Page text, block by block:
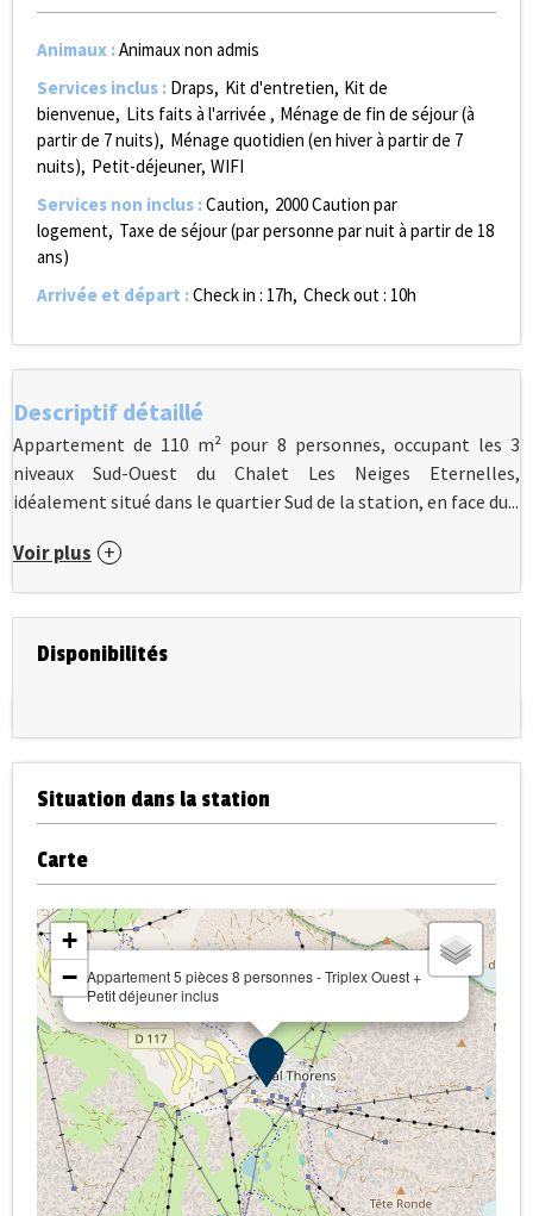
Animaux :Animaux non admis
Services inclus : Draps Kit d'entretien Kit de
bienvenue Lits faits à l'arrivée
Ménage de fin de séjour (à
partir de 7 nuits) Ménage quotidien (en hiver à partir de 7
nuits) Petit-déjeuner WIFI
Services non inclus :Caution 2000Caution par
logement Taxe de séjour (par personne par nuit à partir de 18
ans)
Arrivée et départ :Check in : 17h Check out : 10h
Descriptif détaillé
Appartement de 110 m² pour 8 personnes, occupant les 3
niveaux Sud-Ouest du Chalet Les Neiges Eternelles,
idéalement situé dans le quartier Sud de la station, en face du...
Voir plus
Disponibilités
Situation dans la station
Carte
Appartement 5 pièces 8 personnes - Triplex Ouest +
Petit déjeuner inclus
+
−